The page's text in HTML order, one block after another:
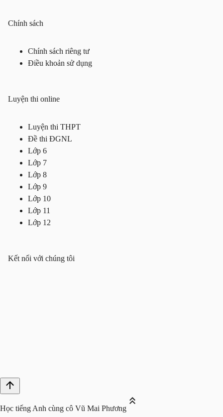
Chính sách
Chính sách riêng tư
Điều khoản sử dụng
Luyện thi online
Luyện thi THPT
Đề thi ĐGNL
Lớp 6
Lớp 7
Lớp 8
Lớp 9
Lớp 10
Lớp 11
Lớp 12
Kết nối với chúng tôi
Học tiếng Anh cùng cô Vũ Mai Phương